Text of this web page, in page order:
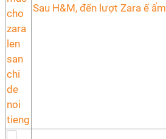
Sau H&M, đến lượt Zara ế ẩm